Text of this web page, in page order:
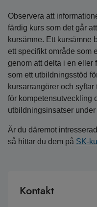
Observera att
färdig kurs som det går
kursämne. Ett kursämne
ett specifikt område som
genom att delta i en eller
som ett utbildningsstöd
kursarrangörer och
för kompetensutveckling
utbildningsinsatser under
Är du däremot
så hittar du dem på SK-
Kontakt